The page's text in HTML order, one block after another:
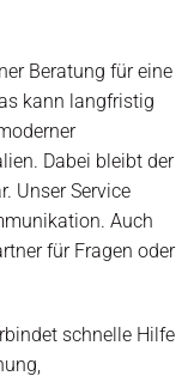
Beratung für eine
kann langfristig
Dabei bleibt der
Unser Service
Auch
für Fragen oder
schnelle Hilfe